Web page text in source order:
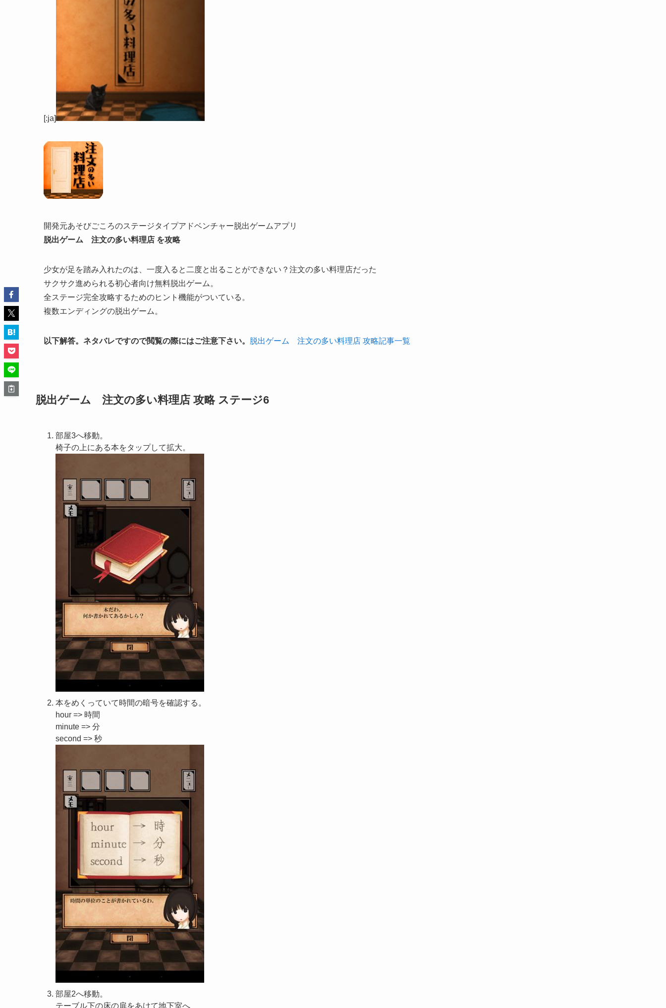
[:ja]
開発元あそびごころのステージタイプアドベンチャー脱出ゲームアプリ
脱出ゲーム 注文の多い料理店 を攻略
少女が足を踏み入れたのは、一度入ると二度と出ることができない？注文の多い料理店だった
サクサク進められる初心者向け無料脱出ゲーム。
全ステージ完全攻略するためのヒント機能がついている。
複数エンディングの脱出ゲーム。
以下解答。ネタバレですので閲覧の際にはご注意下さい。 脱出ゲーム 注文の多い料理店 攻略記事一覧
脱出ゲーム 注文の多い料理店 攻略 ステージ6
部屋3へ移動。
椅子の上にある本をタップして拡大。
本をめくっていて時間の暗号を確認する。
hour => 時間
minute => 分
second => 秒
部屋2へ移動。
テーブル下の床の扉をあけて地下室へ